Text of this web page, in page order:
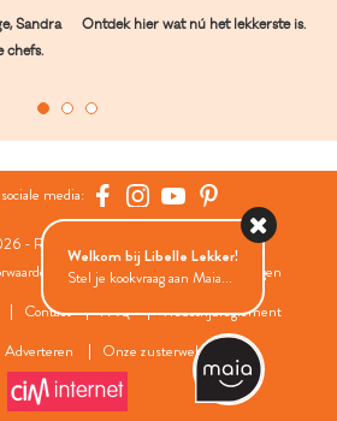
Sandra
chefs.
Ontdek hier wat nú het lekkerste is.
media:
- Roularta Media Group
Cookies
Cookies instellingen
Contact FAQ
Wedstrijdreglement
Adverteren Onze zusterwebsites
Welkom bij Libelle Lekker!
Stel je kookvraag aan Maia...